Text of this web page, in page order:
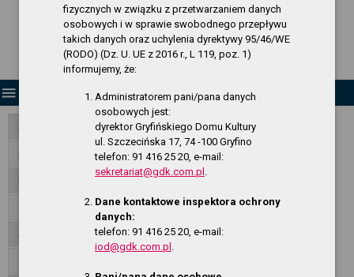
menu
Strona Główna
RODO - klauzula informacyjna
Organizacja działania
Jednostki organizacyjne
fizycznych w związku z przetwarzaniem danych
osobowych i w sprawie swobodnego przepływu
takich danych oraz uchylenia dyrektywy 95/46/WE
(RODO) (Dz. U. UE z 2016 r., L 119, poz. 1)
informujemy, że:
Administratorem pani/pana danych
osobowych jest:
dyrektor Gryfińskiego Domu Kultury
ul. Szczecińska 17, 74 -100 Gryfino
telefon: 91 416 25 20, e-mail:
sekretariat@gdk.com.pl .
Dane kontaktowe inspektora ochrony
danych:
telefon: 91 416 25 20, e-mail:
iod@gdk.com.pl .